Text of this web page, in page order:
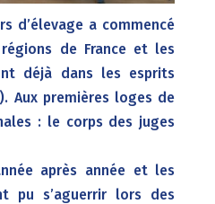
d’élevage a commencé
de France et les
déjà dans les esprits
). Aux premières loges de
: le corps des juges
après année et les
pu s’aguerrir lors des